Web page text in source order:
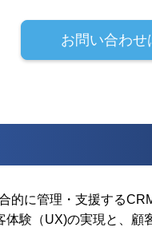
お問い合わせ
的に管理・支援する
験（UX)の実現と、顧